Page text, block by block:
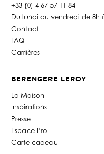
+33 (0) 4 67 57 11 84
Du lundi au vendredi de 8h
Contact
FAQ
Carrières
BERENGERE LEROY
La Maison
Inspirations
Presse
Espace Pro
Carte cadeau